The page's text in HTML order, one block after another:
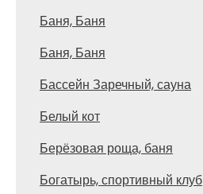
Баня, Баня
Баня, Баня
Бассейн Заречный, сауна
Белый кот
Берёзовая роща, баня
Богатырь, спортивный клуб